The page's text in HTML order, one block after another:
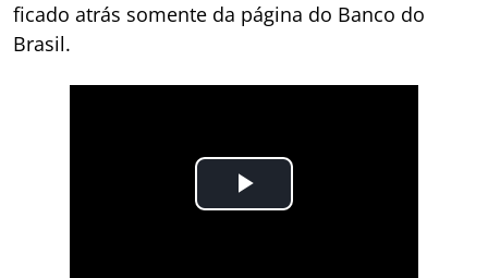
ficado atrás somente da página do Banco do
Brasil.